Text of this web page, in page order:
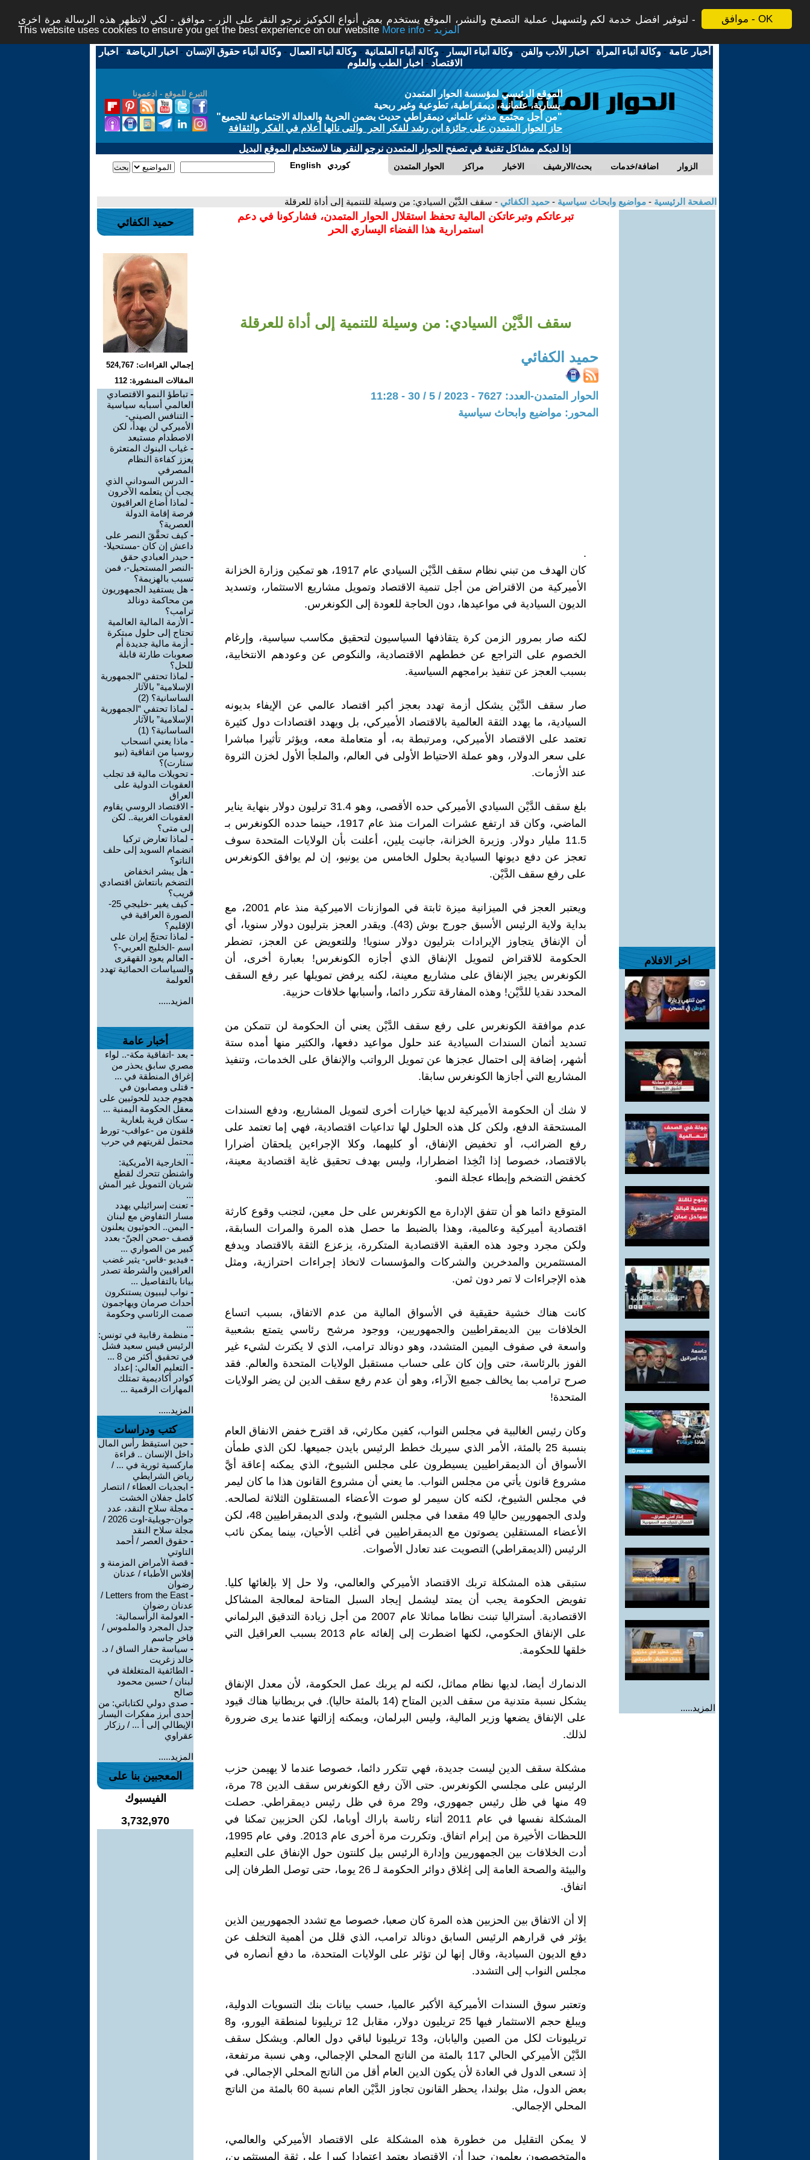
موافق - OK
لتوفير افضل خدمة لكم ولتسهيل عملية التصفح والنشر، الموقع يستخدم بعض أنواع الكوكيز نرجو النقر على الزر - موافق - لكي لاتظهر هذه الرسالة مرة اخرى -
This website uses cookies to ensure you get the best experience on our website
More info - المزيد
أخبار عامة -وكالة أنباء المرأة - اخبار الأدب والفن -وكالة أنباء اليسار -وكالة أنباء العلمانية -وكالة أنباء العمال -وكالة أنباء حقوق الإنسان - اخبار الرياضة - اخبار
الاقتصاد - اخبار الطب والعلوم
التبرع للموقع - ادعمونا
الموقع الرئيسي لمؤسسة الحوار المتمدن
يسارية، علمانية، ديمقراطية، تطوعية وغير ربحية
"من أجل مجتمع مدني علماني ديمقراطي حديث يضمن الحرية والعدالة الاجتماعية للجميع"
حاز الحوار المتمدن على جائزة ابن رشد للفكر الحر والتى نالها أعلام في الفكر والثقافة
إذا لديكم مشاكل تقنية في تصفح الحوار المتمدن نرجو النقر هنا لاستخدام الموقع البديل
الحوار المتمدن مراكز الاخبار بحث/الارشيف اضافة/خدمات الزوار English كوردي
الصفحة الرئيسية - مواضيع وابحاث سياسية - حميد الكفائي - سقف الدَّيْن السيادي: من وسيلة للتنمية إلى أداة للعرقلة
اخر الافلام
المزيد.....
تبرعاتكم وتبرعاتكن المالية تحفظ استقلال الحوار المتمدن، فشاركونا في دعم
استمرارية هذا الفضاء اليساري الحر
سقف الدَّيْن السيادي: من وسيلة للتنمية إلى أداة للعرقلة
حميد الكفائي
الحوار المتمدن-العدد: 7627 - 2023 / 5 / 30 - 11:28
المحور: مواضيع وابحاث سياسية
.
كان الهدف من تبني نظام سقف الدَّيْن السيادي عام 1917، هو تمكين وزارة الخزانة
الأميركية من الاقتراض من أجل تنمية الاقتصاد وتمويل مشاريع الاستثمار، وتسديد
الديون السيادية في مواعيدها، دون الحاجة للعودة إلى الكونغرس.
لكنه صار بمرور الزمن كرة يتقاذفها السياسيون لتحقيق مكاسب سياسية، وإرغام
الخصوم على التراجع عن خططهم الاقتصادية، والنكوص عن وعودهم الانتخابية،
بسبب العجز عن تنفيذ برامجهم السياسية.
صار سقف الدَّيْن يشكل أزمة تهدد بعجز أكبر اقتصاد عالمي عن الإيفاء بديونه
السيادية، ما يهدد الثقة العالمية بالاقتصاد الأميركي، بل ويهدد اقتصادات دول كثيرة
تعتمد على الاقتصاد الأميركي، ومرتبطة به، أو متعاملة معه، ويؤثر تأثيرا مباشرا
على سعر الدولار، وهو عملة الاحتياط الأولى في العالم، والملجأ الأول لخزن الثروة
عند الأزمات.
بلغ سقف الدَّيْن السيادي الأميركي حده الأقصى، وهو 31.4 ترليون دولار بنهاية يناير
الماضي، وكان قد ارتفع عشرات المرات منذ عام 1917، حينما حدده الكونغرس بـ
11.5 مليار دولار. وزيرة الخزانة، جانيت يلين، أعلنت بأن الولايات المتحدة سوف
تعجز عن دفع ديونها السيادية بحلول الخامس من يونيو، إن لم يوافق الكونغرس
على رفع سقف الدَّيْن.
ويعتبر العجز في الميزانية ميزة ثابتة في الموازنات الاميركية منذ عام 2001، مع
بداية ولاية الرئيس الأسبق جورج بوش (43). ويقدر العجز بترليون دولار سنويا، أي
أن الإنفاق يتجاوز الإيرادات بترليون دولار سنويا! وللتعويض عن العجز، تضطر
الحكومة للاقتراض لتمويل الإنفاق الذي أجازه الكونغرس! بعبارة أخرى، أن
الكونغرس يجيز الإنفاق على مشاريع معينة، لكنه يرفض تمويلها عبر رفع السقف
المحدد نقديا للدَّيْن! وهذه المفارقة تتكرر دائما، وأسبابها خلافات حزبية.
عدم موافقة الكونغرس على رفع سقف الدَّيْن يعني أن الحكومة لن تتمكن من
تسديد أثمان السندات السيادية عند حلول مواعيد دفعها، والكثير منها أمده ستة
أشهر، إضافة إلى احتمال عجزها عن تمويل الرواتب والإنفاق على الخدمات، وتنفيذ
المشاريع التي أجازها الكونغرس سابقا.
لا شك أن الحكومة الأميركية لديها خيارات أخرى لتمويل المشاريع، ودفع السندات
المستحقة الدفع، ولكن كل هذه الحلول لها تداعيات اقتصادية، فهي إما تعتمد على
رفع الضرائب، أو تخفيض الإنفاق، أو كليهما، وكلا الإجراءين يلحقان أضرارا
بالاقتصاد، خصوصا إذا اتُخِذا اضطرارا، وليس بهدف تحقيق غاية اقتصادية معينة،
كخفض التضخم وإبطاء عجلة النمو.
المتوقع دائما هو أن تتفق الإدارة مع الكونغرس على حل معين، لتجنب وقوع كارثة
اقتصادية أميركية وعالمية، وهذا بالضبط ما حصل هذه المرة والمرات السابقة،
ولكن مجرد وجود هذه العقبة الاقتصادية المتكررة، يزعزع الثقة بالاقتصاد ويدفع
المستثمرين والمدخرين والشركات والمؤسسات لاتخاذ إجراءات احترازية، ومثل
هذه الإجراءات لا تمر دون ثمن.
كانت هناك خشية حقيقية في الأسواق المالية من عدم الاتفاق، بسبب اتساع
الخلافات بين الديمقراطيين والجمهوريين، ووجود مرشح رئاسي يتمتع بشعبية
واسعة في صفوف اليمين المتشدد، وهو دونالد ترامب، الذي لا يكترث لشيء غير
الفوز بالرئاسة، حتى وإن كان على حساب مستقبل الولايات المتحدة والعالم. فقد
صرح ترامب بما يخالف جميع الآراء، وهو أن عدم رفع سقف الدين لن يضر الولايات
المتحدة!
وكان رئيس الغالبية في مجلس النواب، كفين مكارثي، قد اقترح خفض الانفاق العام
بنسبة 25 بالمئة، الأمر الذي سيربك خطط الرئيس بايدن جميعها. لكن الذي طمأن
الأسواق أن الديمقراطيين يسيطرون على مجلس الشيوخ، الذي يمكنه إعاقة أيَّ
مشروع قانون يأتي من مجلس النواب. ما يعني أن مشروع القانون هذا ما كان ليمر
في مجلس الشيوخ، لكنه كان سيمر لو صوت الأعضاء المستقلون الثلاثة لصالحه.
ولدى الجمهوريين حاليا 49 مقعدا في مجلس الشيوخ، ولدى الديمقراطيين 48، لكن
الأعضاء المستقلين يصوتون مع الديمقراطيين في أغلب الأحيان، بينما يمكن نائب
الرئيس (الديمقراطي) التصويت عند تعادل الأصوات.
ستبقى هذه المشكلة تربك الاقتصاد الأميركي والعالمي، ولا حل إلا بإلغائها كليا.
تفويض الحكومة يجب أن يمتد ليشمل إيجاد السبل المتاحة لمعالجة المشاكل
الاقتصادية. أستراليا تبنت نظاما مماثلا عام 2007 من أجل زيادة التدقيق البرلماني
على الإنفاق الحكومي، لكنها اضطرت إلى إلغائه عام 2013 بسبب العراقيل التي
خلقها للحكومة.
الدنمارك أيضا، لديها نظام مماثل، لكنه لم يربك عمل الحكومة، لأن معدل الإنفاق
يشكل نسبة متدنية من سقف الدين المتاح (14 بالمئة حاليا). في بريطانيا هناك قيود
على الإنفاق يضعها وزير المالية، وليس البرلمان، ويمكنه إزالتها عندما يرى ضرورة
لذلك.
مشكلة سقف الدين ليست جديدة، فهي تتكرر دائما، خصوصا عندما لا يهيمن حزب
الرئيس على مجلسي الكونغرس. حتى الآن رفع الكونغرس سقف الدين 78 مرة،
49 منها في ظل رئيس جمهوري، و29 مرة في ظل رئيس ديمقراطي. حصلت
المشكلة نفسها في عام 2011 أثناء رئاسة باراك أوباما، لكن الحزبين تمكنا في
اللحظات الأخيرة من إبرام اتفاق. وتكررت مرة أخرى عام 2013. وفي عام 1995،
أدت الخلافات بين الجمهوريين وإدارة الرئيس بيل كلنتون حول الإنفاق على التعليم
والبيئة والصحة العامة إلى إغلاق دوائر الحكومة لـ 26 يوما، حتى توصل الطرفان إلى
اتفاق.
إلا أن الاتفاق بين الحزبين هذه المرة كان صعبا، خصوصا مع تشدد الجمهوريين الذين
يؤثر في قرارهم الرئيس السابق دونالد ترامب، الذي قلل من أهمية التخلف عن
دفع الديون السيادية، وقال إنها لن تؤثر على الولايات المتحدة، ما دفع أنصاره في
مجلس النواب إلى التشدد.
وتعتبر سوق السندات الأميركية الأكبر عالميا، حسب بيانات بنك التسويات الدولية،
ويبلغ حجم الاستثمار فيها 25 تريليون دولار، مقابل 12 تريليونا لمنطقة اليورو، و8
تريليونات لكل من الصين واليابان، و13 تريليونا لباقي دول العالم. ويشكل سقف
الدَّيْن الأميركي الحالي 117 بالمئة من الناتج المحلي الإجمالي، وهي نسبة مرتفعة،
إذ تسعى الدول في العادة لأن يكون الدين العام أقل من الناتج المحلي الإجمالي. في
بعض الدول، مثل بولندا، يحظر القانون تجاوز الدَّيْن العام نسبة 60 بالمئة من الناتج
المحلي الإجمالي.
لا يمكن التقليل من خطورة هذه المشكلة على الاقتصاد الأميركي والعالمي،
والمتخصصون يعلمون جيدا أن الاقتصاد يعتمد اعتمادا كبيرا على ثقة المستثمرين،
حميد الكفائي
إجمالي القراءات: 524,767
المقالات المنشورة: 112
- تباطؤ النمو الاقتصادي
العالمي أسبابه سياسية
- التنافس الصيني-
الأميركي لن يهدأ، لكن
الاصطدام مستبعد
- غياب البنوك المتعثرة
يعزز كفاءة النظام
المصرفي
- الدرس السوداني الذي
يجب أن يتعلمه الآخرون
- لماذا أضاع العراقيون
فرصة إقامة الدولة
العصرية؟
-كيف تحقَّقَ النصر على
داعش إن كان -مستحيلا-
- حيدر العبادي حقق
-النصر المستحيل-، فمن
تسبب بالهزيمة؟
- هل يستفيد الجمهوريون
من محاكمة دونالد
ترامب؟
- الأزمة المالية العالمية
تحتاج إلى حلول مبتكرة
- أزمة مالية جديدة أم
صعوبات طارئة قابلة
للحل؟
- لماذا تحتفي “الجمهورية
الإسلامية” بالآثار
الساسانية؟ (2)
- لماذا تحتفي “الجمهورية
الإسلامية” بالآثار
الساسانية؟ (1)
- ماذا يعني انسحاب
روسيا من اتفاقية (نيو
ستارت)؟
- تحويلات مالية قد تجلب
العقوبات الدولية على
العراق
- الاقتصاد الروسي يقاوم
العقوبات الغربية.. لكن
إلى متى؟
- لماذا تعارض تركيا
انضمام السويد إلى حلف
الناتو؟
- هل يبشر انخفاض
التضخم بانتعاش اقتصادي
قريب؟
-
كيف يغير -خليجي 25-
الصورة العراقية في
الإقليم؟
- لماذا تحتجّ إيران على
اسم -الخليج العربي-؟
- العالم يعود القهقرى
والسياسات الحمائية تهدد
العولمة
المزيد.....
أخبار عامة
- بعد -اتفاقية مكة-.. لواء
مصري سابق يحذر من
إغراق المنطقة في ...
- قتلى ومصابون في
هجوم جديد للحوثيين على
معقل الحكومة اليمنية ...
- سكان قرية بلغارية
قلقون من -عواقب- تورط
محتمل لقريتهم في حرب
...
- الخارجية الأمريكية:
واشنطن تتحرك لقطع
شريان التمويل غير المش
...
- تعنت إسرائيلي يهدد
مسار التفاوض مع لبنان
- اليمن.. الحوثيون يعلنون
قصف -صحن الجنّ- بعدد
كبير من الصواري ...
- فيديو -قاس- يثير غضب
العراقيين والشرطة تصدر
بيانا بالتفاصيل ...
- نواب ليبيون يستنكرون
أحداث صرمان ويهاجمون
صمت الرئاسي وحكومة
...
- منظمة رقابية في تونس:
الرئيس قيس سعيد فشل
في تحقيق أكثر من 8 ...
- التعليم العالي: إعداد
كوادر أكاديمية تمتلك
المهارات الرقمية ...
المزيد.....
كتب ودراسات
- حين استيقظ رأس المال
داخل الإنسان .. قراءة
ماركسية ثورية في ... /
رياض الشرايطي
- ابجديات العطاء / انتصار
كامل جفلان الخشت
- مجلة سلاح النقد، عدد
جوان-جويلية-اوت 2026 /
مجلة سلاح النقد
- حقوق العصر / أحمد
التاوتي
- قصة الأمراض المزمنة و
إفلاس الأطباء / عدنان
رضوان
-
Letters from the East /
عدنان رضوان
- العولمة الرأسمالية:
جدل المجرد والملموس /
فاخر جاسم
- سياسة حفار الساق / د.
خالد زغريت
- الطائفية المتغلغلة في
لبنان / حسين محمود
صالح
- صدى دولي لكتاباتي: من
إحدى أبرز مفكرات اليسار
الإيطالي إلى أ ... / رزكار
عقراوي
المزيد.....
المعجبين بنا على
الفيسبوك
3,732,970